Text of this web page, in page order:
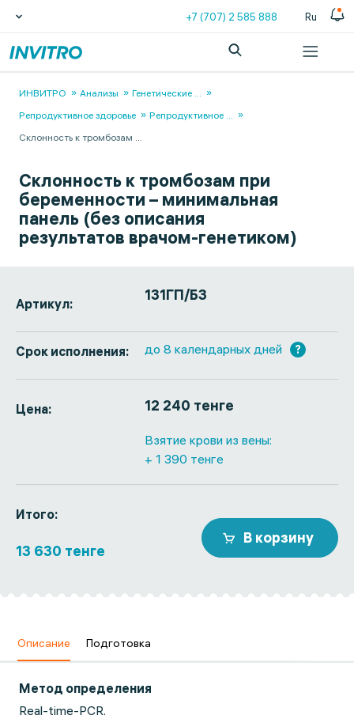
+7 (707) 2 585 888 Ru
ИНВИТРО Анализы Генетические ...
Репродуктивное здоровье
Репродуктивное ...
Склонность к тромбозам ...
Склонность к тромбозам при
беременности – минимальная
панель (без описания
результатов врачом-генетиком)
Артикул: 131ГП/БЗ
Срок исполнения: до 8 календарных дней ?
Цена: 12 240 тенге
Взятие крови из вены:
+ 1 390 тенге
Итого:
13 630 тенге
В корзину
Описание Подготовка
Метод определения
Real-time-PCR.